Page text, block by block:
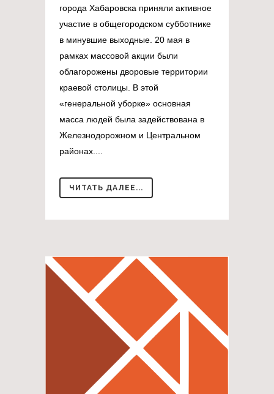
города Хабаровска приняли активное
участие в общегородском субботнике
в минувшие выходные. 20 мая в
рамках массовой акции были
облагорожены дворовые территории
краевой столицы. В этой
«генеральной уборке» основная
масса людей была задействована в
Железнодорожном и Центральном
районах....
ЧИТАТЬ ДАЛЕЕ...